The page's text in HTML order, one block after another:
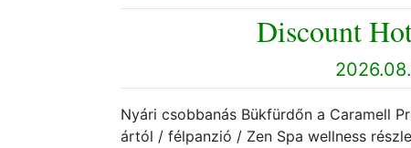
Discount
Nyári csobbanás Bükfürdőn a Caramell
ártól / félpanzió / Zen Spa wellness